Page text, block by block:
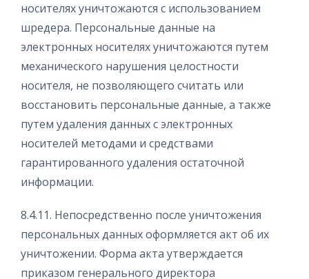
носителях уничтожаются с использованием
шредера. Персональные данные на
электронных носителях уничтожаются путем
механического нарушения целостности
носителя, не позволяющего считать или
восстановить персональные данные, а также
путем удаления данных с электронных
носителей методами и средствами
гарантированного удаления остаточной
информации.
8.4.11. Непосредственно после уничтожения
персональных данных оформляется акт об их
уничтожении. Форма акта утверждается
приказом генерального директора